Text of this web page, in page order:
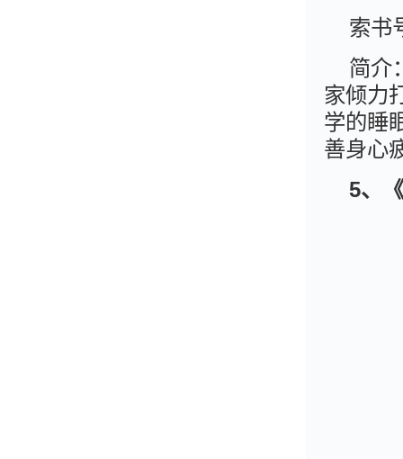
索书
简介
家倾力
学的睡
善身心
5、